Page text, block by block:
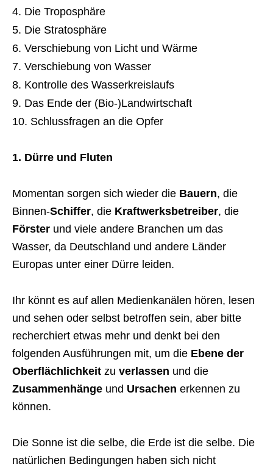
Die Troposphäre
Die Stratosphäre
Verschiebung von Licht und Wärme
Verschiebung von Wasser
Kontrolle des Wasserkreislaufs
Das Ende der (Bio-)Landwirtschaft
Schlussfragen an die Opfer
1. Dürre und Fluten
Momentan sorgen sich wieder die Bauern, die
Binnen-Schiffer, die Kraftwerksbetreiber, die
Förster und viele andere Branchen um das
Wasser, da Deutschland und andere Länder
Europas unter einer Dürre leiden.
Ihr könnt es auf allen Medienkanälen hören, lesen
und sehen oder selbst betroffen sein, aber bitte
recherchiert etwas mehr und denkt bei den
folgenden Ausführungen mit, um die Ebene der
Oberflächlichkeit zu verlassen und die
Zusammenhänge und Ursachen erkennen zu
können.
Die Sonne ist die selbe, die Erde ist die selbe. Die
natürlichen Bedingungen haben sich nicht